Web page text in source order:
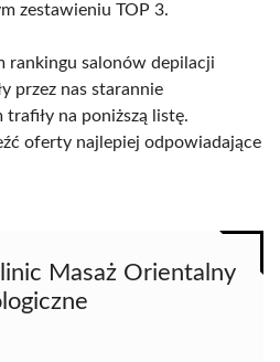
zestawieniu TOP 3.
rankingu salonów depilacji
przez nas starannie
na poniższą listę.
oferty najlepiej odpowiadające
Masaż Orientalny